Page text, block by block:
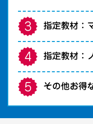
指定教材：
指定教材：
その他お得